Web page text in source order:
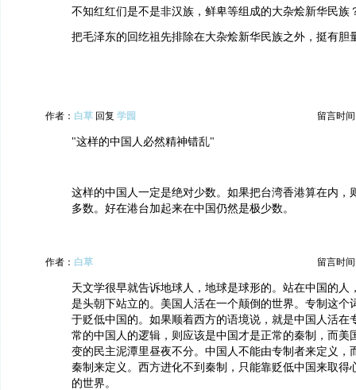
不知红红们是不是非汉族，鲜卑等组成的大杂烩新华民族
把毛泽东的回纥祖先排除在大杂烩新华民族之外，挺有胆
作者： 白草 回复 学园 留言时间
"这样的中国人必然精神错乱"
这样的中国人一定是绝对少数。如果把台湾香港算在内，
多数。好在港台加起来在中国仍然是极少数。
作者： 白草 留言时间
天文学很早就告诉地球人，地球是球形的。站在中国的人
是头朝下站立的。美国人活在一个颠倒的世界。专制这个
于贬低中国的。如果顺着西方的语境说，就是中国人活在
常的中国人的逻辑，则应该是中国才是正常的秦制，而美
变的民主泥潭里昼夜不分。中国人不能由专制者来定义，
秦制来定义。西方进化不到秦制，只能靠贬低中国来取得
的世界。